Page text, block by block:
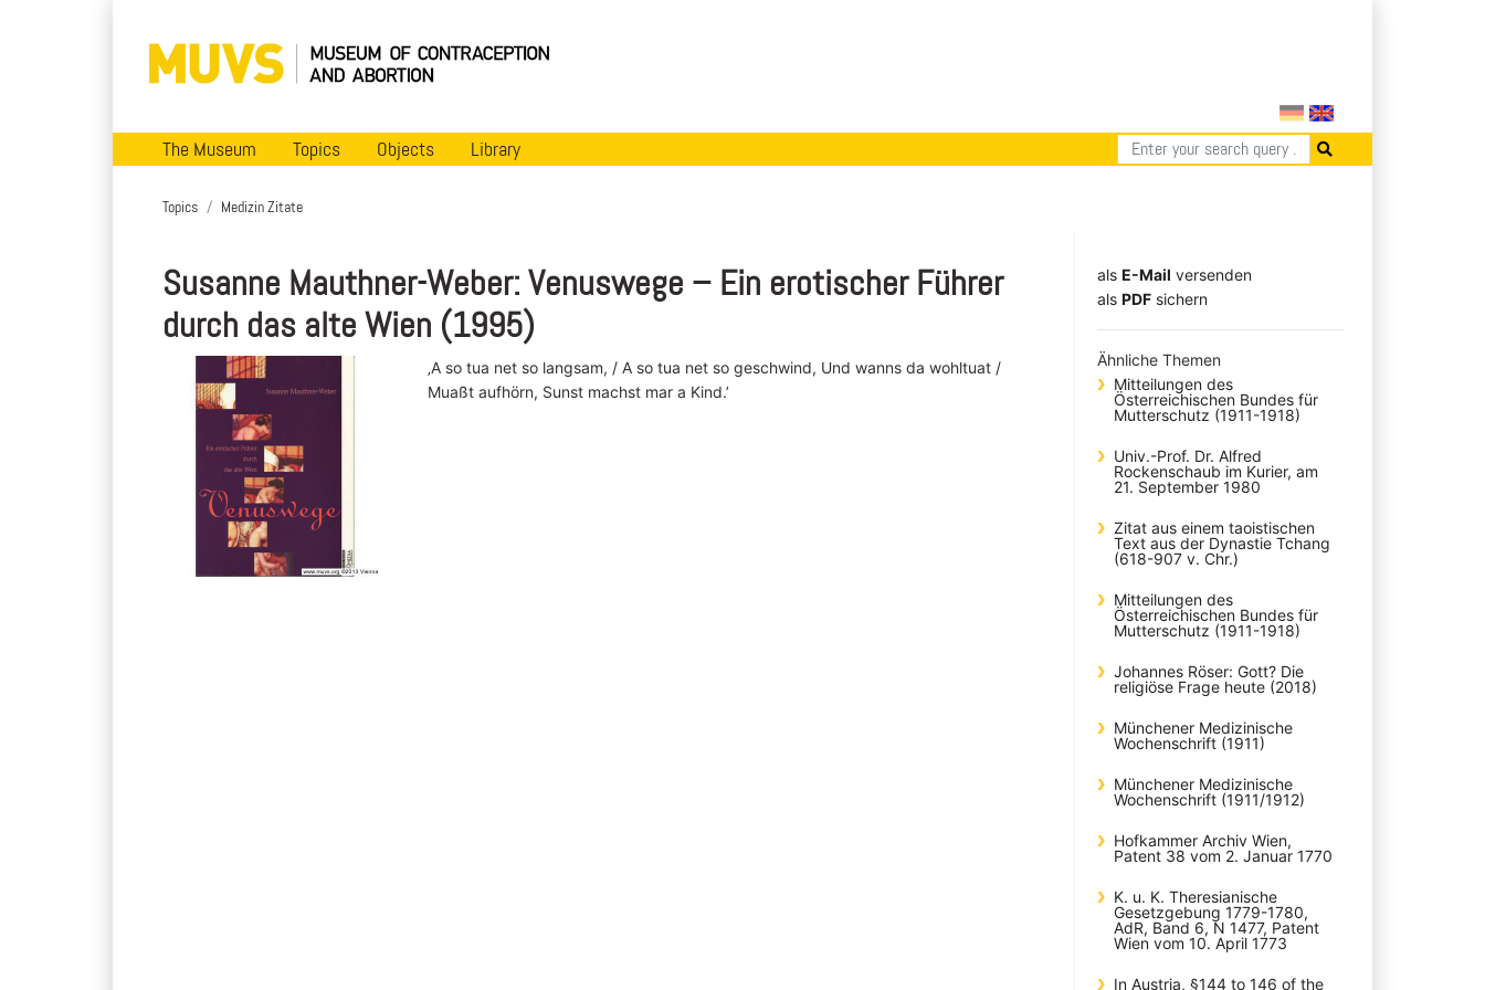
The Museum Topics Objects Library
Topics Medizin Zitate
Susanne Mauthner-Weber: Venuswege – Ein erotischer Führer
durch das alte Wien (1995)
‚A so tua net so langsam, / A so tua net so geschwind, Und wanns da wohltuat /
Muaßt aufhörn, Sunst machst mar a Kind.’
als E-Mail versenden
​​​​​​​​​​​​​​​​​als PDF sichern
Ähnliche Themen
Mitteilungen des
Österreichischen Bundes für
Mutterschutz (1911-1918)
Univ.-Prof. Dr. Alfred
Rockenschaub im Kurier, am
21. September 1980
Zitat aus einem taoistischen
Text aus der Dynastie Tchang
(618-907 v. Chr.)
Mitteilungen des
Österreichischen Bundes für
Mutterschutz (1911-1918)
Johannes Röser: Gott? Die
religiöse Frage heute (2018)
Münchener Medizinische
Wochenschrift (1911)
Münchener Medizinische
Wochenschrift (1911/1912)
Hofkammer Archiv Wien,
Patent 38 vom 2. Januar 1770
K. u. K. Theresianische
Gesetzgebung 1779-1780,
AdR, Band 6, N 1477, Patent
Wien vom 10. April 1773
In Austria, §144 to 146 of the